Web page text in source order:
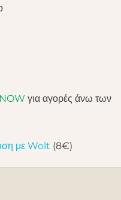
για αγορές άνω των
με Wolt (8€)